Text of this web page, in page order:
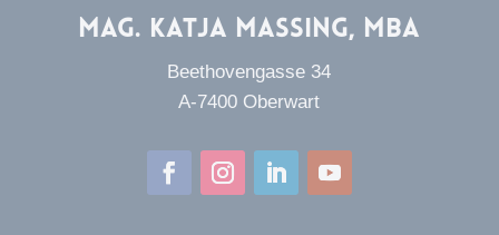
Mag. Katja Massing, MBA
Beethovengasse 34
A-7400 Oberwart